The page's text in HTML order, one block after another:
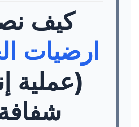
كيف
ارضيات
(عملية